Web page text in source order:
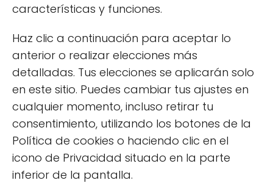
características y funciones.
Haz clic a continuación para aceptar lo
anterior o realizar elecciones más
detalladas. Tus elecciones se aplicarán solo
en este sitio. Puedes cambiar tus ajustes en
cualquier momento, incluso retirar tu
consentimiento, utilizando los botones de la
Política de cookies o haciendo clic en el
icono de Privacidad situado en la parte
inferior de la pantalla.
Categorías
Accesorios para jardín
Árboles y arbustos
Consejos de jardinería.
Construcción de estructuras
Cuidado de plantas
Cultivos en maceta
Cultivos en vertical